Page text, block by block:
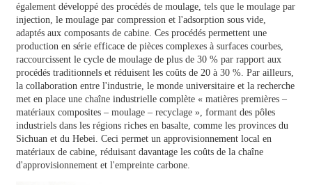
également développé des procédés de moulage, tels que le moulage par
injection, le moulage par compression et l'adsorption sous vide,
adaptés aux composants de cabine. Ces procédés permettent une
production en série efficace de pièces complexes à surfaces courbes,
raccourcissent le cycle de moulage de plus de 30 % par rapport aux
procédés traditionnels et réduisent les coûts de 20 à 30 %. Par ailleurs,
la collaboration entre l'industrie, le monde universitaire et la recherche
met en place une chaîne industrielle complète « matières premières –
matériaux composites – moulage – recyclage », formant des pôles
industriels dans les régions riches en basalte, comme les provinces du
Sichuan et du Hebei. Ceci permet un approvisionnement local en
matériaux de cabine, réduisant davantage les coûts de la chaîne
d'approvisionnement et l'empreinte carbone.